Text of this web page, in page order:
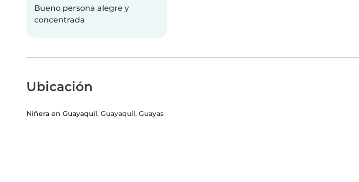
Bueno persona alegre y
concentrada
Ubicación
Niñera en Guayaquil, Guayaquil, Guayas